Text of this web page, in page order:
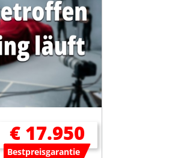
€ 17.950
Bestpreisgarantie